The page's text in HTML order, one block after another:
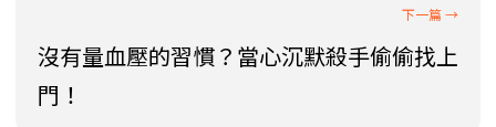
沒有量血壓的習慣？當心沉默殺手偷偷找上
門！